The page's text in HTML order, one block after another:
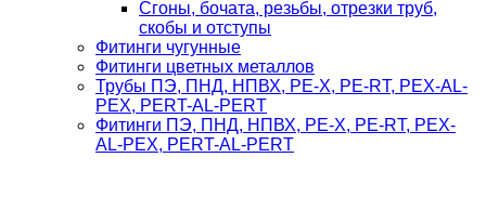
Сгоны, бочата, резьбы, отрезки труб,
скобы и отступы
Фитинги чугунные
Фитинги цветных металлов
Трубы ПЭ, ПНД, НПВХ, PE-X, PE-RT, PEX-AL-
PEX, PERT-AL-PERT
Фитинги ПЭ, ПНД, НПВХ, PE-X, PE-RT, PEX-
AL-PEX, PERT-AL-PERT